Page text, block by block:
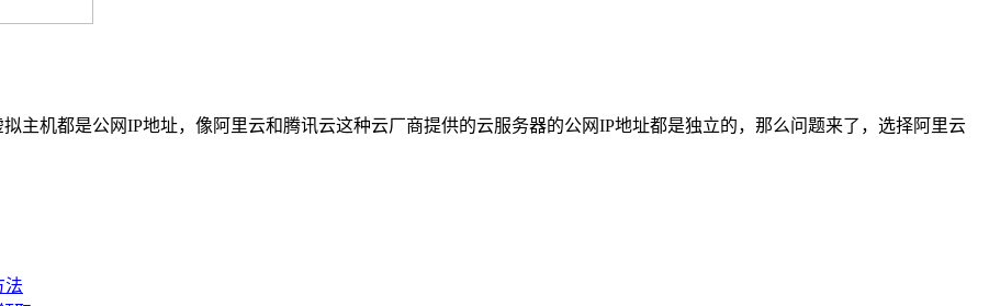
主机都是公网IP地址，像阿里云和腾讯云这种云厂商提供的云服务器的公网IP地址都是独立的，那么问题来了，选择阿里云
法